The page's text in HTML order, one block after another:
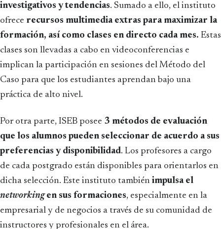
investigativos y tendencias. Sumado a ello, el instituto
ofrece recursos multimedia extras para maximizar la
formación, así como clases en directo cada mes. Estas
clases son llevadas a cabo en videoconferencias e
implican la participación en sesiones del Método del
Caso para que los estudiantes aprendan bajo una
práctica de alto nivel.
Por otra parte, ISEB posee 3 métodos de evaluación
que los alumnos pueden seleccionar de acuerdo a sus
preferencias y disponibilidad. Los profesores a cargo
de cada postgrado están disponibles para orientarlos en
dicha selección. Este instituto también impulsa el
networkingen sus formaciones, especialmente en la
empresarial y de negocios a través de su comunidad de
instructores y profesionales en el área.